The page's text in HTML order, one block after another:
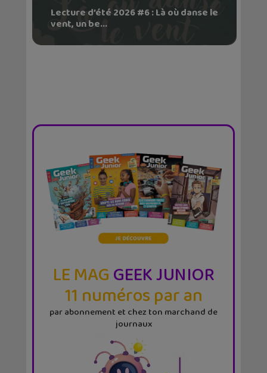
Lecture d’été 2026 #6 : Là où danse le
vent, un be...
LE MAGGEEK JUNIOR
11 numéros par an
par abonnement et chez ton marchand de
journaux